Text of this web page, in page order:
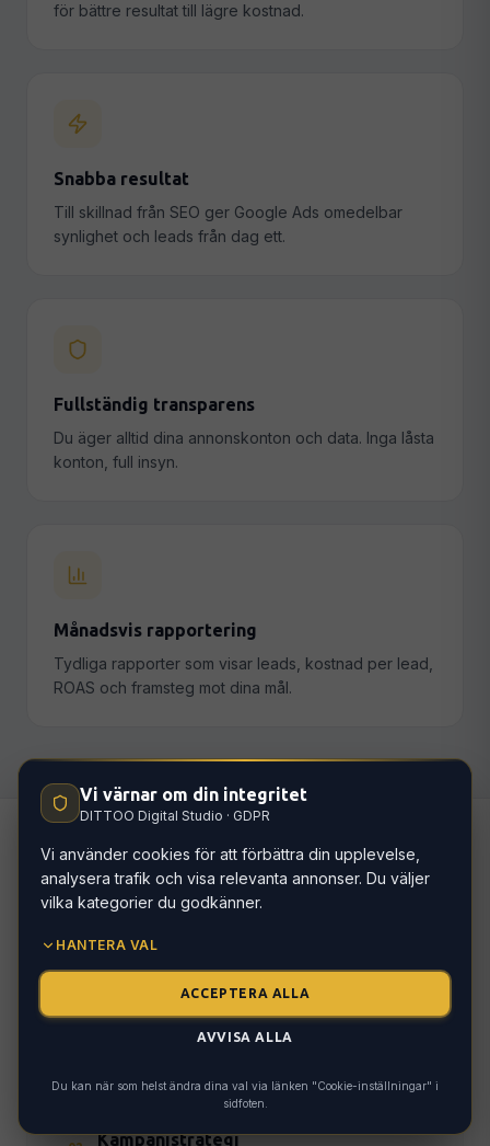
för bättre resultat till lägre kostnad.
Snabba resultat
Till skillnad från SEO ger Google Ads omedelbar
synlighet och leads från dag ett.
Fullständig transparens
Du äger alltid dina annonskonton och data. Inga låsta
konton, full insyn.
Månadsvis rapportering
Tydliga rapporter som visar leads, kostnad per lead,
ROAS och framsteg mot dina mål.
Hur vi arbetar
Analys & målgrupp
Vilka är dina idealkunder? Vilka söktermer
Kampanjstrategi
Vi värnar om din integritet
DITTOO Digital Studio · GDPR
Vi använder cookies för att förbättra din upplevelse,
analysera trafik och visa relevanta annonser. Du väljer
vilka kategorier du godkänner.
HANTERA VAL
ACCEPTERA ALLA
AVVISA ALLA
Du kan när som helst ändra dina val via länken "Cookie-inställningar" i
sidfoten.